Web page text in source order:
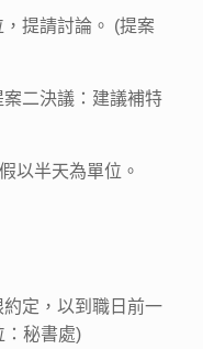
提請討論。 (提案
二決議：建議補特
以半天為單位。
定，以到職日前一
：秘書處)